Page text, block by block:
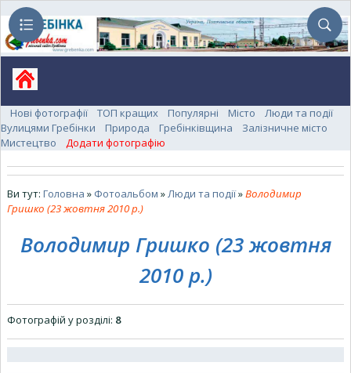
Нові фотографії ТОП кращих Популярні Місто
Люди та події
Вулицями Гребінки
Природа Гребінківщина
Залізничне місто
Мистецтво
Додати фотографію
Ви тут: Головна » Фотоальбом » Люди та події»Володимир
Гришко (23 жовтня 2010 р.)
Володимир Гришко (23 жовтня
2010 р.)
Фотографій у розділі: 8